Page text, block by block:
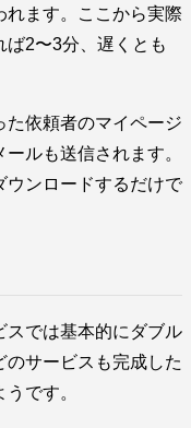
れます。ここから実際
2〜3分、遅くとも
た依頼者のマイページ
ルも送信されます。
ウンロードするだけで
スでは基本的にダブル
サービスも完成した
です。